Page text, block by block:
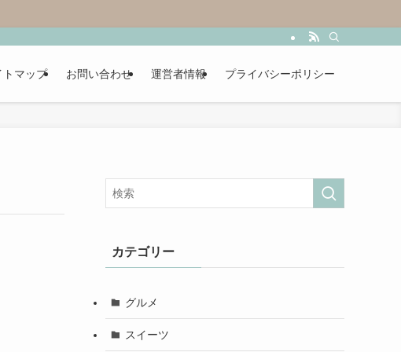
トマップ お問い合わせ 運営者情報 プライバシーポリシー
カテゴリー
グルメ
スイーツ